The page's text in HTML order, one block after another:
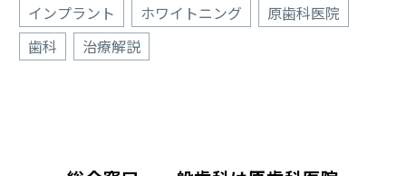
インプラント ホワイトニング
原歯科医院
歯科
治療解説